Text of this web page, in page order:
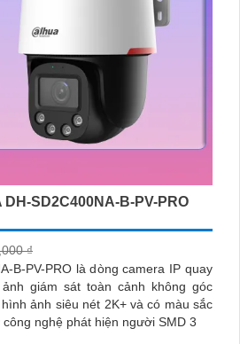
SD2C400NA-B-PV-PRO
₫
B-PV-PRO là dòng camera IP quay
giám sát toàn cảnh không góc
nghệ phát hiện người SMD 3